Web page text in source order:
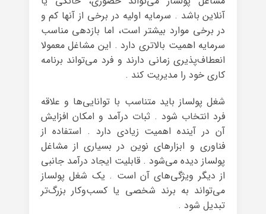
آنلاین باشد . سرمایه اولیه در برخی از آنها کم و
در برخی موارد بیشتر است، اما بازدهی مناسب
سرمایه اهمیت بالاتری دارد . این مشاغل معمولا
انعطاف‌پذیری زمانی دارند و فرد می‌تواند برنامه
کاری خود را مدیریت کند .
شغل پولساز باید متناسب با توانایی‌ها و علاقه
فرد انتخاب شود . ثبات درآمد و امکان افزایش
آن در آینده اهمیت زیادی دارد . استفاده از
فناوری و ابزارهای نوین در بسیاری از مشاغل
پولساز دیده می‌شود . قابلیت ایجاد درآمد جانبی
از دیگر ویژگی‌های آن است . یک شغل پولساز
می‌تواند به برند شخصی یا کسب‌وکار بزرگ‌تر
تبدیل شود .